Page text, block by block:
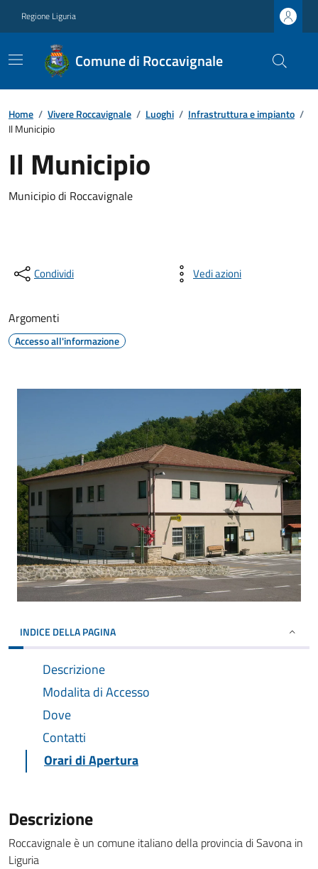
Regione Liguria
Comune di Roccavignale
Home / Vivere Roccavignale / Luoghi / Infrastruttura e impianto /
Il Municipio
Il Municipio
Municipio di Roccavignale
Condividi Vedi azioni
Argomenti
Accesso all'informazione
INDICE DELLA PAGINA
Descrizione
Modalita di Accesso
Dove
Contatti
Orari di Apertura
Descrizione
Roccavignale è un comune italiano della provincia di Savona in
Liguria